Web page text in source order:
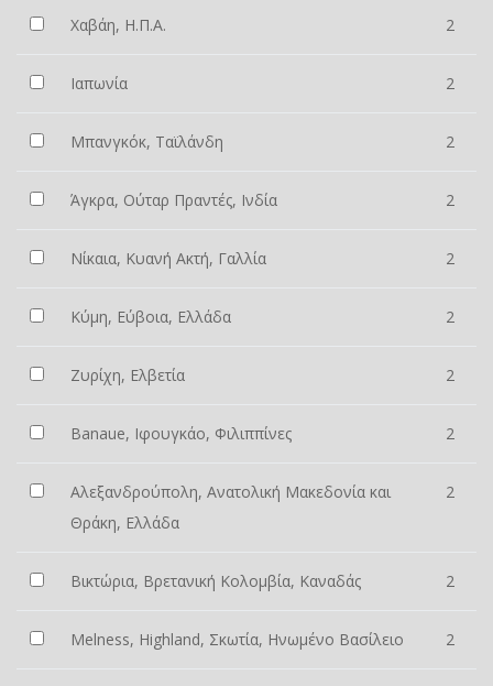
Χαβάη, Η.Π.Α. 2
Ιαπωνία 2
Μπανγκόκ, Ταϊλάνδη 2
Άγκρα, Ούταρ Πραντές, Ινδία 2
Νίκαια, Κυανή Ακτή, Γαλλία 2
Κύμη, Εύβοια, Ελλάδα 2
Ζυρίχη, Ελβετία 2
Banaue, Ιφουγκάο, Φιλιππίνες 2
Αλεξανδρούπολη, Ανατολική Μακεδονία και
Θράκη, Ελλάδα
2
Βικτώρια, Βρετανική Κολομβία, Καναδάς 2
Melness, Highland, Σκωτία, Ηνωμένο Βασίλειο 2